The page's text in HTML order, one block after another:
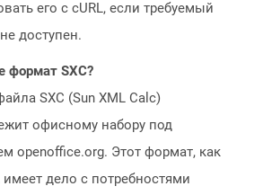
его с cURL, если требуемый
доступен.
формат SXC?
SXC (Sun XML Calc)
офисному набору под
openoffice.org. Этот формат, как
имеет дело с потребностями